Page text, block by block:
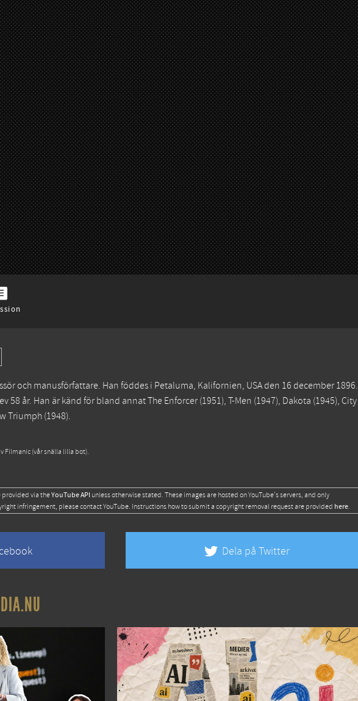
och manusförfattare. Han föddes i Petaluma, Kalifornien, USA den 16 december 1896.
58 år. Han är känd för bland annatThe Enforcer (1951), T-Men (1947), Dakota (1945), City
Triumph (1948).
Filmanic (vår snälla lilla bot).
provided via theYouTube API unless otherwise stated. These images are hosted on YouTube's servers, and only
infringement, please contact YouTube. Instructions how to submit a copyright removal request are provided here.
Dela på Twitter